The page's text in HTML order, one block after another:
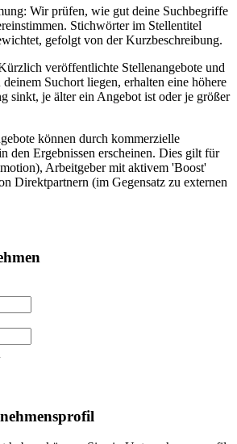
Wir prüfen, wie gut deine Suchbegriffe
Stichwörter im Stellentitel
gefolgt von der Kurzbeschreibung.
veröffentlichte Stellenangebote und
Suchort liegen, erhalten eine höhere
sinkt, je älter ein Angebot ist oder je größer
können durch kommerzielle
den Ergebnissen erscheinen. Dies gilt für
Arbeitgeber mit aktivem 'Boost'
Direktpartnern (im Gegensatz zu externen